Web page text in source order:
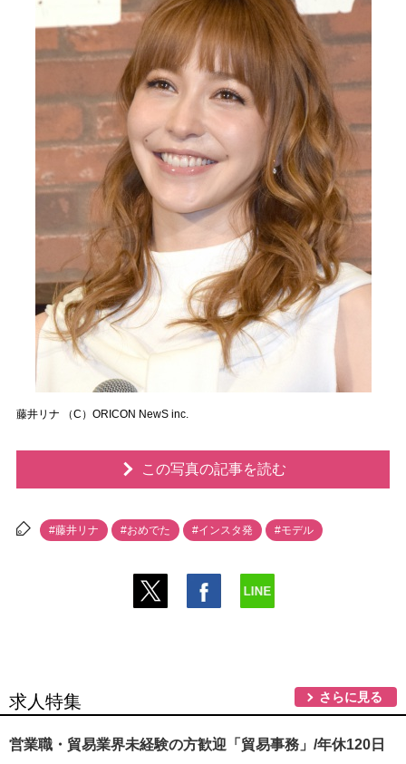
藤井リナ （C）ORICON NewS inc.
この写真の記事を読む
#藤井リナ #おめでた #インスタ発 #モデル
求人特集 さらに見る
営業職・貿易業界未経験の方歓迎「貿易事務」/年休120日